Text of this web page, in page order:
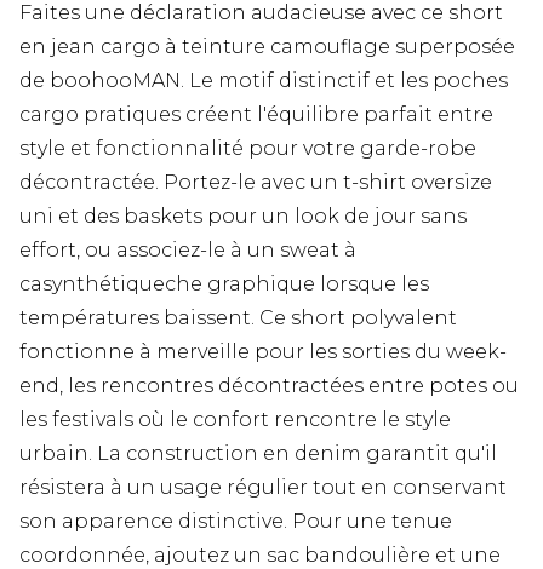
Faites une déclaration audacieuse avec ce short
en jean cargo à teinture camouflage superposée
de boohooMAN. Le motif distinctif et les poches
cargo pratiques créent l'équilibre parfait entre
style et fonctionnalité pour votre garde-robe
décontractée. Portez-le avec un t-shirt oversize
uni et des baskets pour un look de jour sans
effort, ou associez-le à un sweat à
casynthétiqueche graphique lorsque les
températures baissent. Ce short polyvalent
fonctionne à merveille pour les sorties du week-
end, les rencontres décontractées entre potes ou
les festivals où le confort rencontre le style
urbain. La construction en denim garantit qu'il
résistera à un usage régulier tout en conservant
son apparence distinctive. Pour une tenue
coordonnée, ajoutez un sac bandoulière et une